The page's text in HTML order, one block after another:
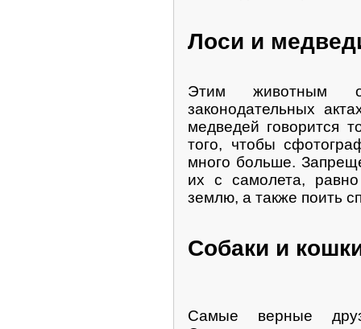
Лоси и
Этим животным
законодательных
медведей говорится
того, чтобы
много больше.
их с самолета,
землю, а также поить
Собаки и
Самые верные